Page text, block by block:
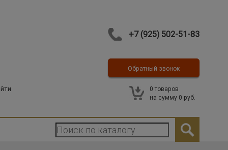
+7 (925) 502-51-83
Контакты
Обратный звонок
0 товаров
на сумму 0 руб.